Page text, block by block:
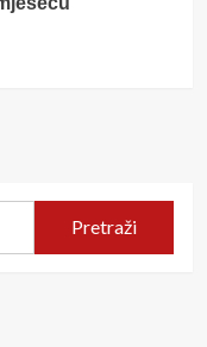
Pretraži